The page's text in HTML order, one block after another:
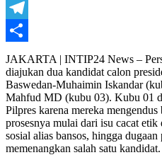
WhatsApp
Telegram
Share
JAKARTA | INTIP24 News –
diajukan dua kandidat calon
Baswedan-Muhaimin Iskandar
Mahfud MD (kubu 03). Kubu 01
Pilpres karena mereka
prosesnya mulai dari isu cacat
sosial alias bansos, hingga
memenangkan salah satu